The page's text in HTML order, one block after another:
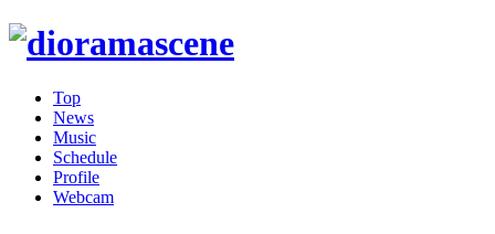
Top
News
Music
Schedule
Profile
Webcam